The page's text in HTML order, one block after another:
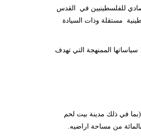
للفلسطينيين في القدس
مستقلة وذات السيادة
على الرغم من أهمية مدينة القدس للديانات السماوية الثلاث، واصلت إسرائيل منذ احتلالها للمدينة المقدسة عام 1967 سياساتها الممنهجة التي تهدف
ومشارفها (بما في ذلك مدينة بيت لحم
.